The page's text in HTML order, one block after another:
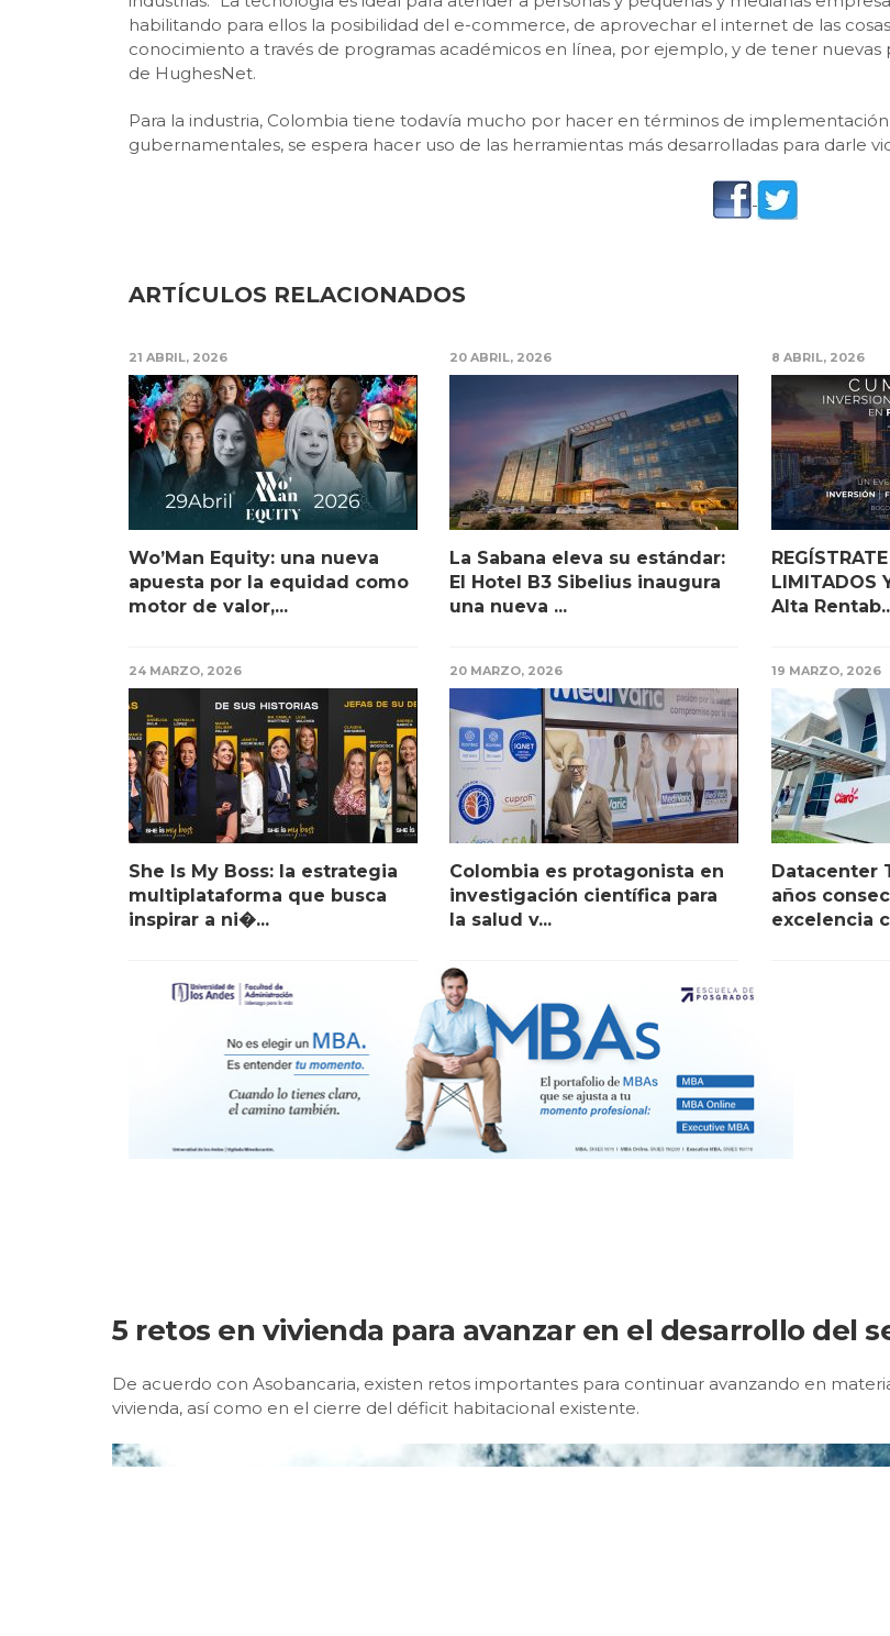
habilitando para ellos la posibilidad del e-commerce, de aprovechar el internet de las
conocimiento a través de programas académicos en línea, por ejemplo, y de tener
de HughesNet.
Para la industria, Colombia tiene todavía mucho por hacer en términos de
gubernamentales, se espera hacer uso de las herramientas más desarrolladas para darle
ARTÍCULOS RELACIONADOS
21 ABRIL, 2026
Wo’Man Equity: una nueva
apuesta por la equidad como
motor de valor,...
20 ABRIL, 2026
La Sabana eleva su estándar:
El Hotel B3 Sibelius inaugura
una nueva ...
8 ABRIL, 2026
LIMITADOS
Alta
24 MARZO, 2026
She Is My Boss: la estrategia
multiplataforma que busca
inspirar a ni�...
20 MARZO, 2026
Colombia es protagonista en
investigación científica para
la salud v...
19 MARZO, 2026
Datacenter
años
excelencia
5 retos en vivienda para avanzar en el desarrollo del
De acuerdo con Asobancaria, existen retos importantes para continuar avanzando en
vivienda, así como en el cierre del déficit habitacional existente.